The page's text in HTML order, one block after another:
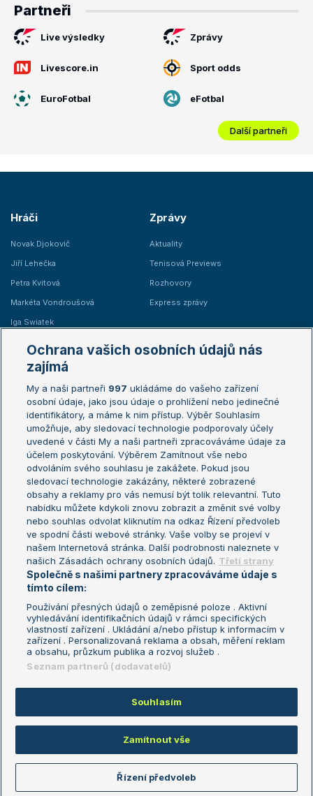
Partneři
Live výsledky Zprávy
Livescore.in Sport odds
EuroFotbal eFotbal
Další partneři
Hráči
Novak Djokovič
Jiří Lehečka
Petra Kvitová
Markéta Vondroušová
Iga Swiatek
Zprávy
Aktuality
Tenisová Previews
Rozhovory
Express zprávy
Žebříčky
Žebříček ATP (muži)
Žebříček WTA (ženy)
Sázkařský žebříček
Australian Open
French Open
Wimbledon
US Open
Turnaj mistrů
Turnaj mistryň
Aktualní trendy
Fotbalové přestupy
Livesport Daily
LS Prague Open
Podmínky užití
Nastavení soukromí
GDPR a žurnalistika
Reklama
Kontakt
Informace o zpracování osobních
údajů
Copyright © 2008-2026 TenisPortal.cz. Využíváme zpravodajství ČTK.
Ochrana vašich osobních údajů nás
zajímá
My a naši partneři 997 ukládáme do vašeho zařízení
osobní údaje, jako jsou údaje o prohlížení nebo jedinečné
identifikátory, a máme k nim přístup. Výběr Souhlasím
umožňuje, aby sledovací technologie podporovaly účely
uvedené v části My a naši partneři zpracováváme údaje za
účelem poskytování. Výběrem Zamítnout vše nebo
odvoláním svého souhlasu je zakážete. Pokud jsou
sledovací technologie zakázány, některé zobrazené
obsahy a reklamy pro vás nemusí být tolik relevantní. Tuto
nabídku můžete kdykoli znovu zobrazit a změnit své volby
nebo souhlas odvolat kliknutím na odkaz Řízení předvoleb
ve spodní části webové stránky. Vaše volby se projeví v
našem Internetová stránka. Další podrobnosti naleznete v
našich Zásadách ochrany osobních údajů. Třetí strany
Společně s našimi partnery zpracováváme údaje s
tímto cílem:
Používání přesných údajů o zeměpisné poloze . Aktivní
vyhledávání identifikačních údajů v rámci specifických
vlastností zařízení . Ukládání a/nebo přístup k informacím v
zařízení . Personalizovaná reklama a obsah, měření reklam
a obsahu, průzkum publika a rozvoj služeb .
Seznam partnerů (dodavatelů)
Souhlasím
Zamítnout vše
Řízení předvoleb